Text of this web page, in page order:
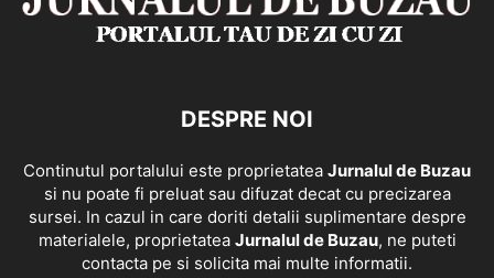
DESPRE NOI
Continutul portalului este proprietatea Jurnalul de Buzau
si nu poate fi preluat sau difuzat decat cu precizarea
sursei. In cazul in care doriti detalii suplimentare despre
materialele, proprietatea Jurnalul de Buzau, ne puteti
contacta pe si solicita mai multe informatii.